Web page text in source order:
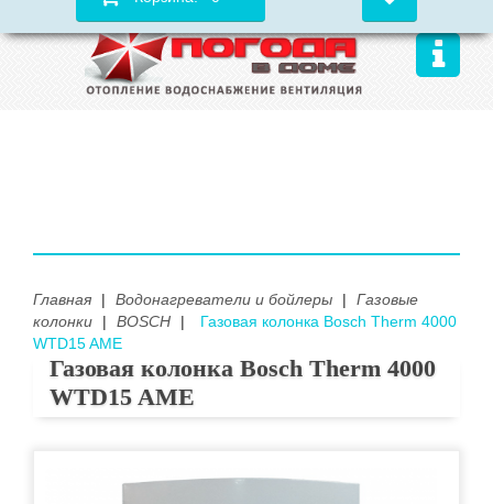
Главная | Водонагреватели и бойлеры |
Газовые
колонки
| BOSCH |
Газовая колонка Bosch Therm 4000
WTD15 AME
Газовая колонка Bosch Therm 4000
WTD15 AME